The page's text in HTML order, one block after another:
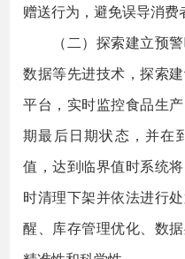
赠送行为，避免误导消费
（二）探索建立预警
数据等先进技术，探索
平台，实时监控食品生
期最后日期状态，并在
值，达到临界值时系统
时清理下架并依法进行
醒、库存管理优化、数